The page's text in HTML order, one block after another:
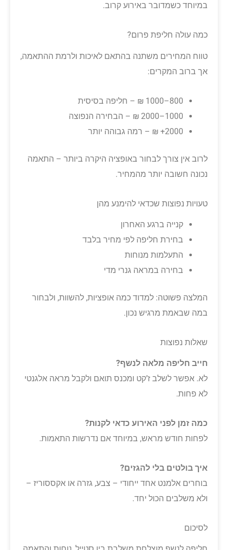
במיוחד כשמדובר באירוע קרוב.
כמה עולה חליפת פרום?
טווח המחירים משתנה בהתאם לאיכות ולרמת ההתאמה,
אך ברוב המקרים:
800–1000 ₪ – חליפה בסיסית
1000–2000 ₪ – הבחירה הנפוצה
2000+ ₪ – רמה גבוהה יותר
לרוב אין צורך לבחור באופציה היקרה ביותר – התאמה
נכונה חשובה יותר מהמחיר.
טעויות נפוצות שכדאי להימנע מהן
קנייה ברגע האחרון
בחירת חליפה לפי מחיר בלבד
התעלמות מנוחות
בחירה במראה גנרי מדי
המלצה פשוטה: למדוד כמה אופציות, להשוות, ולבחור
במה שבאמת מרגיש נכון.
שאלות נפוצות
חייב חליפה מלאה לנשף?
לא. אפשר לשלב ז’קט ומכנס תואם ולקבל מראה אלגנטי
לא פחות.
כמה זמן לפני האירוע כדאי לקנות?
לפחות חודש מראש, במיוחד אם נדרשות התאמות.
איך בולטים בלי להגזים?
בוחרים אלמנט אחד ייחודי – צבע, גזרה או אקססוריז –
ולא משלבים הכול יחד.
לסיכום